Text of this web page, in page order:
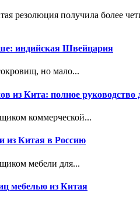
резолюция получила более
индийская Швейцария
но мало...
из Кита: полное руководство
коммерческой...
из Китая в Россию
мебели для...
мебелью из Китая